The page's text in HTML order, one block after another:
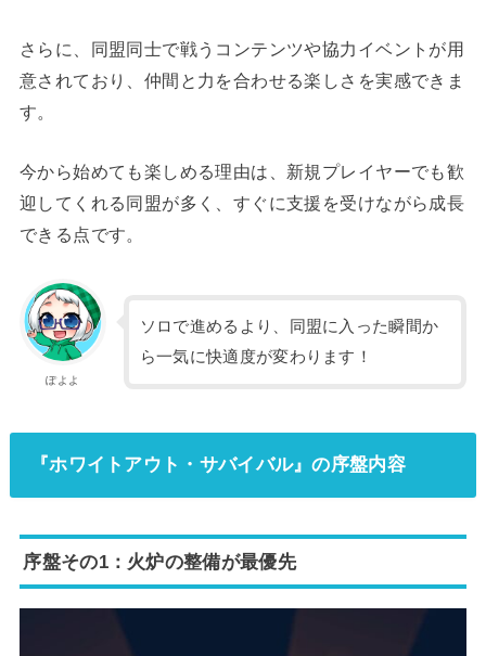
さらに、同盟同士で戦うコンテンツや協力イベントが用
意されており、仲間と力を合わせる楽しさを実感できま
す。
今から始めても楽しめる理由は、新規プレイヤーでも歓
迎してくれる同盟が多く、すぐに支援を受けながら成長
できる点です。
ぽよよ
ソロで進めるより、同盟に入った瞬間か
ら一気に快適度が変わります！
『ホワイトアウト・サバイバル』の序盤内容
序盤その1：火炉の整備が最優先